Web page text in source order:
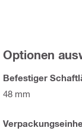
Optionen
Befestiger
48 mm